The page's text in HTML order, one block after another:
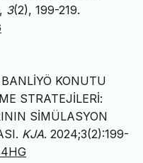
, 3(2), 199-219.
KONUTU
STRATEJİLERİ:
SİMÜLASYON
KJA. 2024;3(2):199-